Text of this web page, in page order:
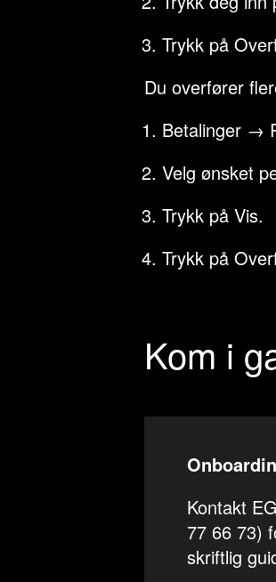
Trykk på
Du overfører
Betalinger →
Velg ønsket
Trykk på Vis.
Trykk på
Kom i
Kontakt
77 66 73)
skriftlig